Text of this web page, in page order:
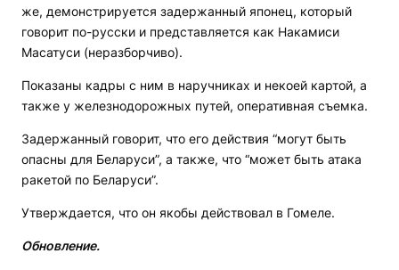
же, демонстрируется задержанный японец, который
говорит по-русски и представляется как Накамиси
Масатуси (неразборчиво).
Показаны кадры с ним в наручниках и некоей картой, а
также у железнодорожных путей, оперативная съемка.
Задержанный говорит, что его действия “могут быть
опасны для Беларуси”, а также, что “может быть атака
ракетой по Беларуси”.
Утверждается, что он якобы действовал в Гомеле.
Обновление.